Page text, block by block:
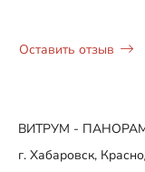
Оставить отзыв
ВИТРУМ -
г. Хабаровск,